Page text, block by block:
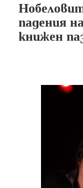
падения
книжен